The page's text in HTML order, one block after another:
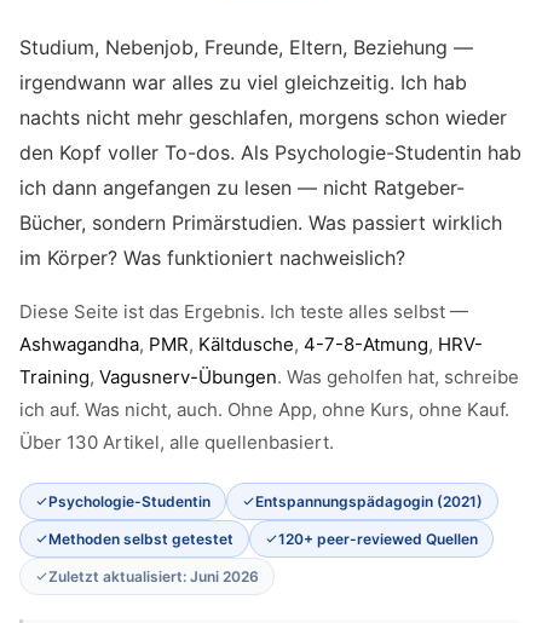
Studium, Nebenjob, Freunde, Eltern, Beziehung —
irgendwann war alles zu viel gleichzeitig. Ich hab
nachts nicht mehr geschlafen, morgens schon wieder
den Kopf voller To-dos. Als Psychologie-Studentin hab
ich dann angefangen zu lesen — nicht Ratgeber-
Bücher, sondern Primärstudien. Was passiert wirklich
im Körper? Was funktioniert nachweislich?
Diese Seite ist das Ergebnis. Ich teste alles selbst —
Ashwagandha, PMR, Kältdusche, 4-7-8-Atmung, HRV-
Training, Vagusnerv-Übungen. Was geholfen hat, schreibe
ich auf. Was nicht, auch. Ohne App, ohne Kurs, ohne Kauf.
Über 130 Artikel, alle quellenbasiert.
Psychologie-Studentin Entspannungspädagogin (2021)
Methoden selbst getestet 120+ peer-reviewed Quellen
Zuletzt aktualisiert: Juni 2026